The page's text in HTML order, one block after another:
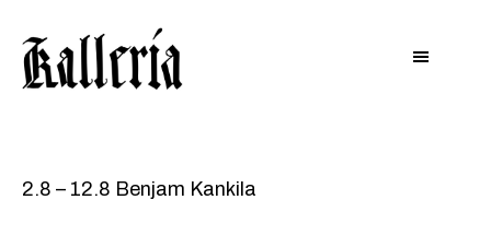
pääsisältöön
alatunnisteeseen
2.8 – 12.8 Benjam Kankila